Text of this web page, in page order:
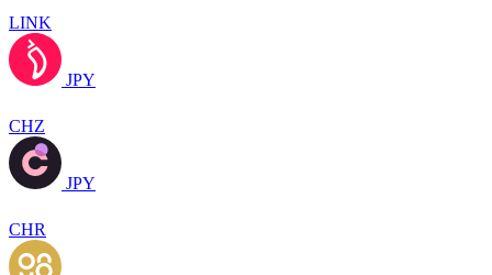
LINK
JPY
CHZ
JPY
CHR